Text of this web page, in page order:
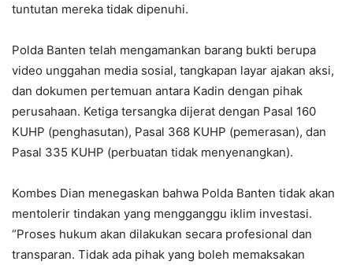
tuntutan mereka tidak dipenuhi.
Polda Banten telah mengamankan barang bukti berupa
video unggahan media sosial, tangkapan layar ajakan aksi,
dan dokumen pertemuan antara Kadin dengan pihak
perusahaan. Ketiga tersangka dijerat dengan Pasal 160
KUHP (penghasutan), Pasal 368 KUHP (pemerasan), dan
Pasal 335 KUHP (perbuatan tidak menyenangkan).
Kombes Dian menegaskan bahwa Polda Banten tidak akan
mentolerir tindakan yang mengganggu iklim investasi.
“Proses hukum akan dilakukan secara profesional dan
transparan. Tidak ada pihak yang boleh memaksakan